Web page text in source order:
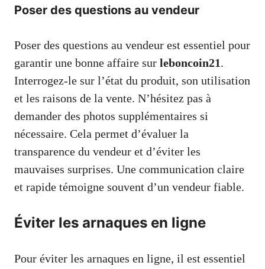
Poser des questions au vendeur
Poser des questions au vendeur est essentiel pour
garantir une bonne affaire sur leboncoin21.
Interrogez-le sur l’état du produit, son utilisation
et les raisons de la vente. N’hésitez pas à
demander des photos supplémentaires si
nécessaire. Cela permet d’évaluer la
transparence du vendeur et d’éviter les
mauvaises surprises. Une communication claire
et rapide témoigne souvent d’un vendeur fiable.
Éviter les arnaques en ligne
Pour éviter les arnaques en ligne, il est essentiel